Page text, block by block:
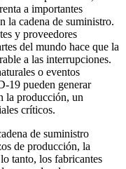
a importantes
la cadena de suministro.
y proveedores
del mundo hace que la
a las interrupciones.
o eventos
19 pueden generar
la producción, un
críticos.
de suministro
de producción, la
tanto, los fabricantes